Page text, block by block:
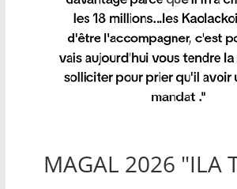
MAGAL 2026 "ILA